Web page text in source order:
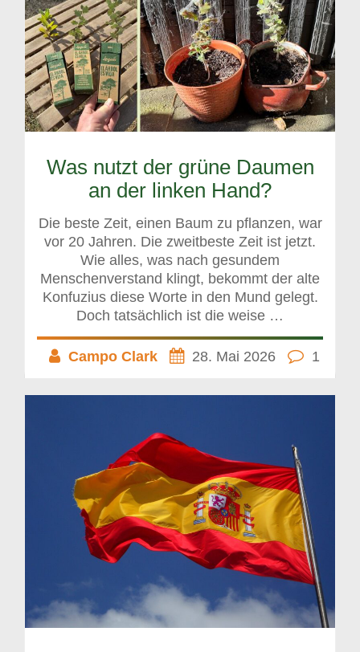
Was nutzt der grüne Daumen
an der linken Hand?
Die beste Zeit, einen Baum zu pflanzen, war
vor 20 Jahren. Die zweitbeste Zeit ist jetzt.
Wie alles, was nach gesundem
Menschenverstand klingt, bekommt der alte
Konfuzius diese Worte in den Mund gelegt.
Doch tatsächlich ist die weise …
Campo Clark 28. Mai 2026 1